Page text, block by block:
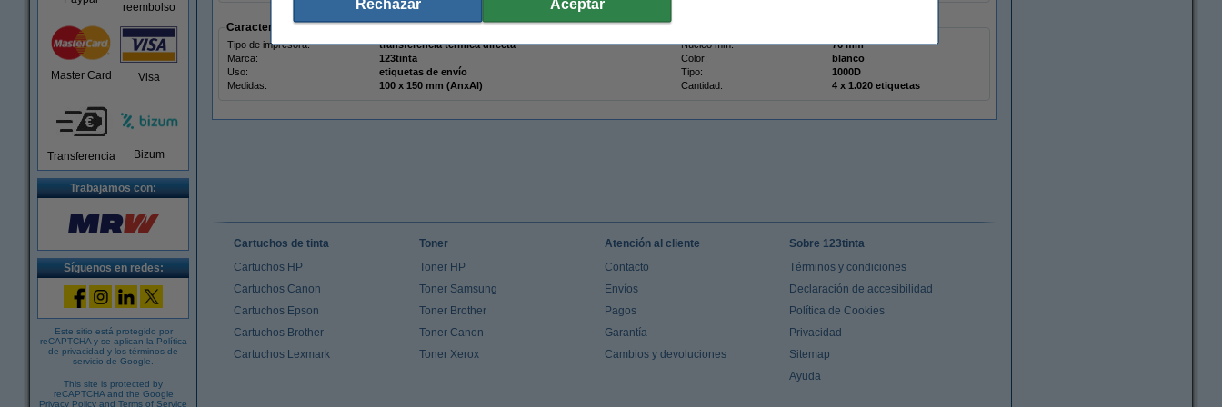
reembolso
Master Card Visa
Transferencia Bizum
Trabajamos con:
Síguenos en redes:
Este sitio está protegido por
reCAPTCHA y se aplican la Política
de privacidad y los términos de
servicio de Google
This site is protected by
reCAPTCHA and the Google
Privacy Policy and Terms of Service
Características
Tipo de impresora: transferencia térmica directa Núcleo mm:
76 mm
Marca:
123tinta Color:
blanco
Uso:
etiquetas de envío Tipo:
1000D
Medidas:
100 x 150 mm (AnxAl) Cantidad: 4 x 1.020 etiquetas
Cartuchos de tinta
Cartuchos HP
Cartuchos Canon
Cartuchos Epson
Cartuchos Brother
Cartuchos Lexmark
Toner
Toner HP
Toner Samsung
Toner Brother
Toner Canon
Toner Xerox
Atención al cliente
Contacto
Envíos
Pagos
Garantía
Cambios y devoluciones
Sobre 123tinta
Términos y condiciones
Declaración de accesibilidad
Política de Cookies
Privacidad
Sitemap
Ayuda
Rechazar Aceptar